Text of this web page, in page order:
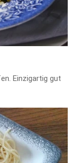
Einzigartig gut